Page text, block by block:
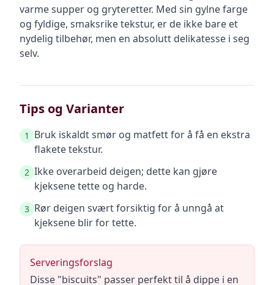
varme supper og gryteretter. Med sin gylne farge
og fyldige, smaksrike tekstur, er de ikke bare et
nydelig tilbehør, men en absolutt delikatesse i seg
selv.
Tips og Varianter
1
Bruk iskaldt smør og matfett for å få en ekstra
flakete tekstur.
2 Ikke overarbeid deigen; dette kan gjøre
kjeksene tette og harde.
3 Rør deigen svært forsiktig for å unngå at
kjeksene blir for tette.
Serveringsforslag
Disse "biscuits" passer perfekt til å dippe i en